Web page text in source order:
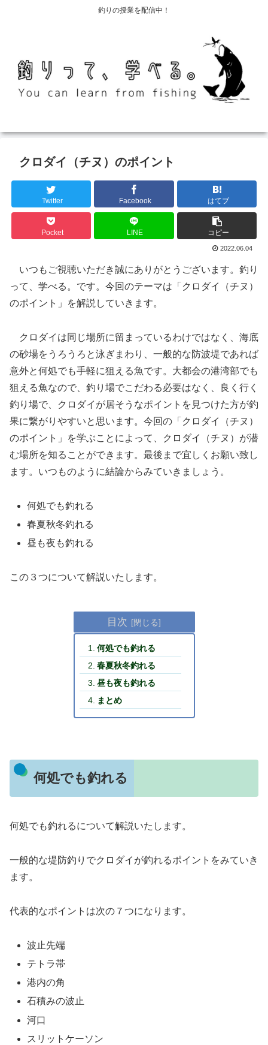
釣りの授業を配信中！
クロダイ（チヌ）のポイント
Twitter Facebook はてブ
Pocket LINE コピー
2022.06.04
いつもご視聴いただき誠にありがとうございます。釣り
って、学べる。です。今回のテーマは「クロダイ（チヌ）
のポイント」を解説していきます。
クロダイは同じ場所に留まっているわけではなく、海底
の砂場をうろうろと泳ぎまわり、一般的な防波堤であれば
意外と何処でも手軽に狙える魚です。大都会の港湾部でも
狙える魚なので、釣り場でこだわる必要はなく、良く行く
釣り場で、クロダイが居そうなポイントを見つけた方が釣
果に繋がりやすいと思います。今回の「クロダイ（チヌ）
のポイント」を学ぶことによって、クロダイ（チヌ）が潜
む場所を知ることができます。最後まで宜しくお願い致し
ます。いつものように結論からみていきましょう。
何処でも釣れる
春夏秋冬釣れる
昼も夜も釣れる
この３つについて解説いたします。
目次
何処でも釣れる
春夏秋冬釣れる
昼も夜も釣れる
まとめ
何処でも釣れる
何処でも釣れるについて解説いたします。
一般的な堤防釣りでクロダイが釣れるポイントをみていき
ます。
代表的なポイントは次の７つになります。
波止先端
テトラ帯
港内の角
石積みの波止
河口
スリットケーソン